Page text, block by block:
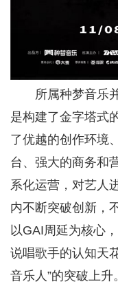
所属种梦音乐
是构建了金字塔式
了优越的创作环境
台、强大的商务和
系化运营，对艺人
内不断突破创新，
以GAI周延为核心
说唱歌手的认知天
音乐人”的突破上升。